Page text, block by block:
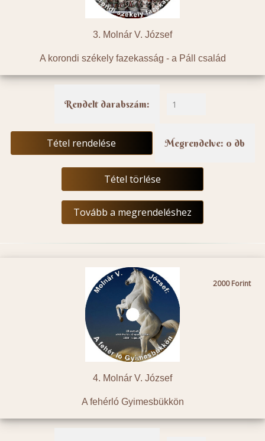
3. Molnár V. József
A korondi székely fazekasság - a Páll család
Rendelt darabszám:
Tétel rendelése Megrendelve: 0 db
Tétel törlése
Tovább a megrendeléshez
4. Molnár V. József
A fehérló Gyimesbükkön
2000